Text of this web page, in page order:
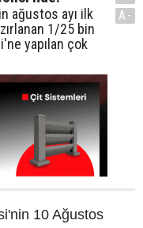
ağustos ayı ilk
1/25 bin
yapılan çok
A-
10 Ağustos